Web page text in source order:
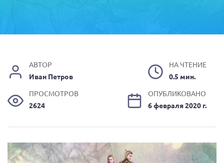
АВТОР
Иван Петров
НА ЧТЕНИЕ
0.5 мин.
ПРОСМОТРОВ
2624
ОПУБЛИКОВАНО
6 февраля 2020 г.